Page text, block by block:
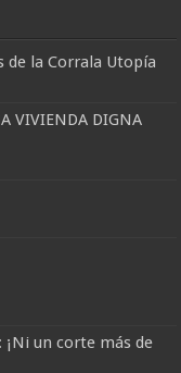
de la Corrala Utopía
VIVIENDA DIGNA
un corte más de